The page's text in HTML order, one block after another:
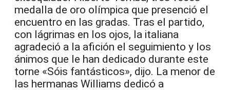
medalla de oro olímpica que presenció el
encuentro en las gradas. Tras el partido,
con lágrimas en los ojos, la italiana
agradeció a la afición el seguimiento y los
ánimos que le han dedicado durante este
torne «Sóis fantásticos», dijo. La menor de
las hermanas Williams dedicó a